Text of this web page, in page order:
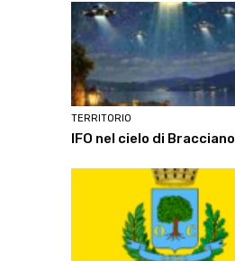
TERRITORIO
IFO nel cielo di Bracciano